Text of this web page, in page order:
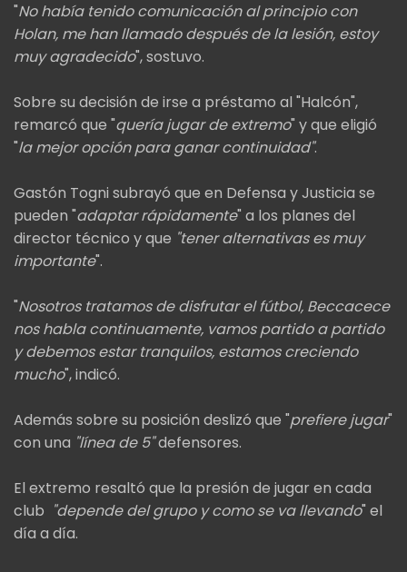
"No había tenido comunicación al principio con
Holan, me han llamado después de la lesión, estoy
muy agradecido", sostuvo.
Sobre su decisión de irse a préstamo al "Halcón",
remarcó que "quería jugar de extremo" y que eligió
"la mejor opción para ganar continuidad".
Gastón Togni subrayó que en Defensa y Justicia se
pueden "adaptar rápidamente" a los planes del
director técnico y que "tener alternativas es muy
importante".
"Nosotros tratamos de disfrutar el fútbol, Beccacece
nos habla continuamente, vamos partido a partido
y debemos estar tranquilos, estamos creciendo
mucho", indicó.
Además sobre su posición deslizó que "prefiere jugar"
con una "línea de 5"defensores.
El extremo resaltó que la presión de jugar en cada
club "depende del grupo y como se va llevando" el
día a día.